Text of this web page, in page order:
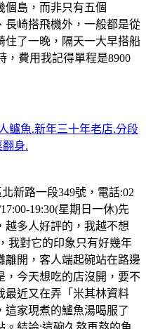
個島，而非只有五個
長崎搭飛機外，一般都是從
住了一晚，隔天一大早搭船
，費用我記得單程是8900
鱸魚.新年三十年老店.分段
身.
新路一段349號，電話:02
19:30(星期日一休)先
越多人好評的，我越不想
我對它的印象只有好幾年
離開，客人端起碗站在路邊
，今天想吃的店沒開，要不
最近又在弄「米其林資料
這家現煮的鱸魚湯喝服了